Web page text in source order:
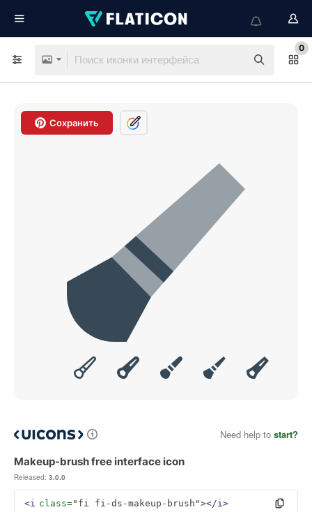
0
Сохранить
Need help to start?
Makeup-brush free interface icon
Released: 3.0.0
<i class="fi fi-ds-makeup-brush"></i>